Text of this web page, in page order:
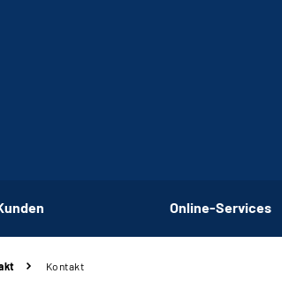
Online-Services
Kontakt